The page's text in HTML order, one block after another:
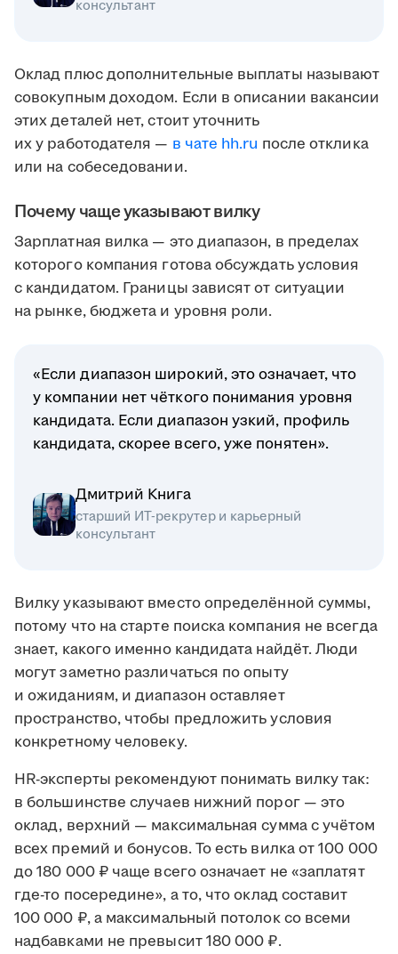
консультант
Оклад плюс дополнительные выплаты называют
совокупным доходом. Если в описании вакансии
этих деталей нет, стоит уточнить
их у работодателя — в чате hh.ru после отклика
или на собеседовании.
Почему чаще указывают вилку
Зарплатная вилка — это диапазон, в пределах
которого компания готова обсуждать условия
с кандидатом. Границы зависят от ситуации
на рынке, бюджета и уровня роли.
«Если диапазон широкий, это означает, что
у компании нет чёткого понимания уровня
кандидата. Если диапазон узкий, профиль
кандидата, скорее всего, уже понятен».
Дмитрий Книга
старший ИТ-рекрутер и карьерный
консультант
Вилку указывают вместо определённой суммы,
потому что на старте поиска компания не всегда
знает, какого именно кандидата найдёт. Люди
могут заметно различаться по опыту
и ожиданиям, и диапазон оставляет
пространство, чтобы предложить условия
конкретному человеку.
HR-эксперты рекомендуют понимать вилку так:
в большинстве случаев нижний порог — это
оклад, верхний — максимальная сумма с учётом
всех премий и бонусов. То есть вилка от 100 000
до 180 000 ₽ чаще всего означает не «заплатят
где-то посередине», а то, что оклад составит
100 000 ₽, а максимальный потолок со всеми
надбавками не превысит 180 000 ₽.